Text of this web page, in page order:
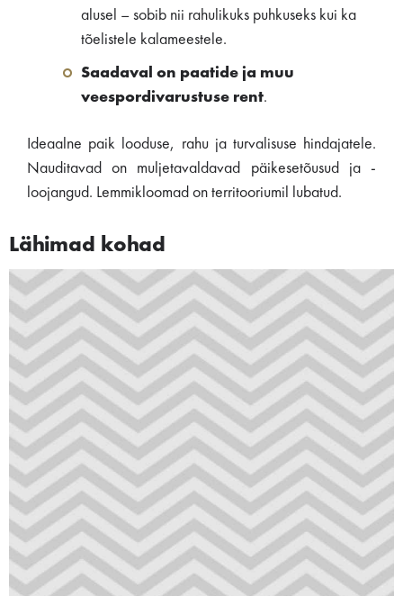
alusel – sobib nii rahulikuks puhkuseks kui ka
tõelistele kalameestele.
Saadaval on paatide ja muu
veespordivarustuse rent.
Ideaalne paik looduse, rahu ja turvalisuse hindajatele.
Nauditavad on muljetavaldavad päikesetõusud ja -
loojangud. Lemmikloomad on territooriumil lubatud.
Lähimad kohad